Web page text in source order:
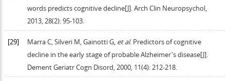
words predicts cognitive decline[J].Arch Clin Neuropsychol,
2013,28(2): 95-103.
[29] MarraC,Silveri M,GainottiG, et al. Predictors of cognitive
decline in the early stage of probable Alzheimer's disease[J].
Dement Geriatr Cogn Disord,2000, 11(4): 212-218.